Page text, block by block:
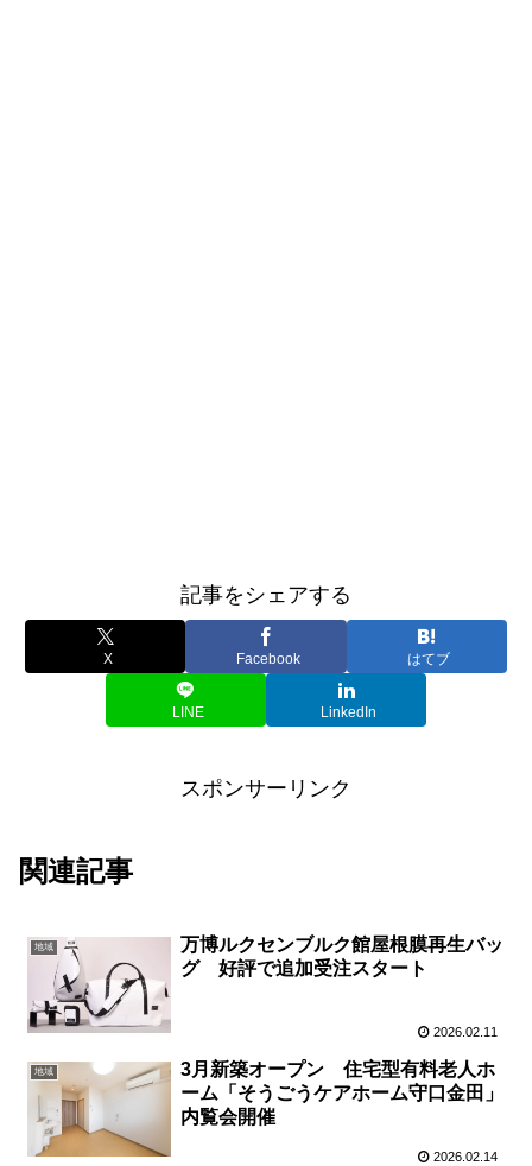
記事をシェアする
X Facebook はてブ
LINE LinkedIn
スポンサーリンク
関連記事
地域
万博ルクセンブルク館屋根膜再生バッ
グ 好評で追加受注スタート
2026.02.11
地域
3月新築オープン 住宅型有料老人ホ
ーム「そうごうケアホーム守口金田」
内覧会開催
2026.02.14